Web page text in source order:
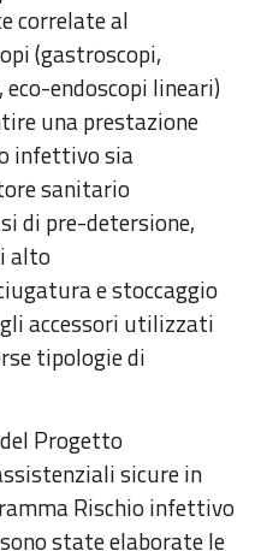
correlate al
(gastroscopi,
endoscopi lineari)
una prestazione
infettivo sia
sanitario
di pre-detersione,
alto
e stoccaggio
accessori utilizzati
tipologie di
Progetto
sicure in
Rischio infettivo
state elaborate le